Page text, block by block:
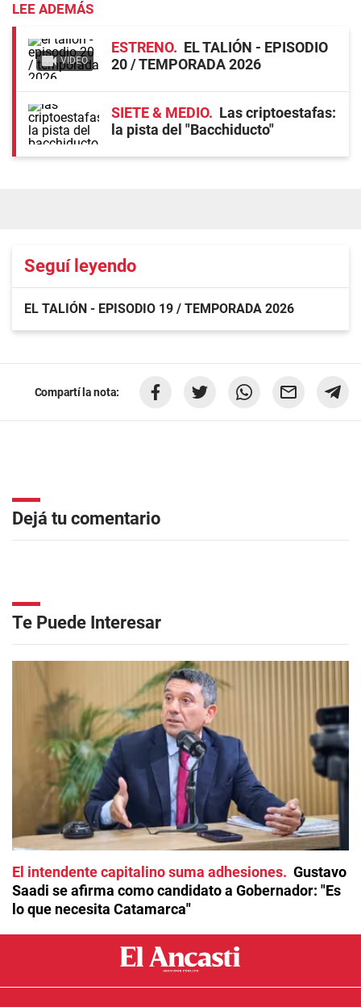
LEE ADEMÁS
VIDEO
ESTRENO
EL TALIÓN - EPISODIO
20 / TEMPORADA 2026
SIETE & MEDIO
Las criptoestafas:
la pista del "Bacchiducto"
Seguí leyendo
EL TALIÓN - EPISODIO 19 / TEMPORADA 2026
Compartí la nota:
Dejá tu comentario
Te Puede Interesar
El intendente capitalino suma adhesiones
Gustavo
Saadi se afirma como candidato a Gobernador: "Es
lo que necesita Catamarca"